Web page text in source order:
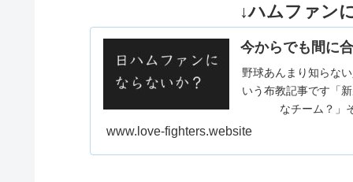
↓ハムファン
今からでも間に
野球あんまり知らな
いう布教記事です「
なチーム？」
www.love-fighters.website